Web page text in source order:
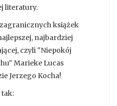
literatury.
książek
najbardziej
czyli "Niepokój
Marieke Lucas
Jerzego Kocha!
tak: